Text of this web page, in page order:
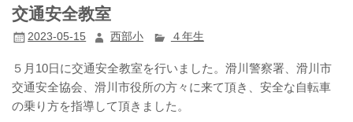
交通安全教室
2023-05-15 西部小 ４年生
５月10日に交通安全教室を行いました。滑川警察署、滑川市
交通安全協会、滑川市役所の方々に来て頂き、安全な自転車
の乗り方を指導して頂きました。